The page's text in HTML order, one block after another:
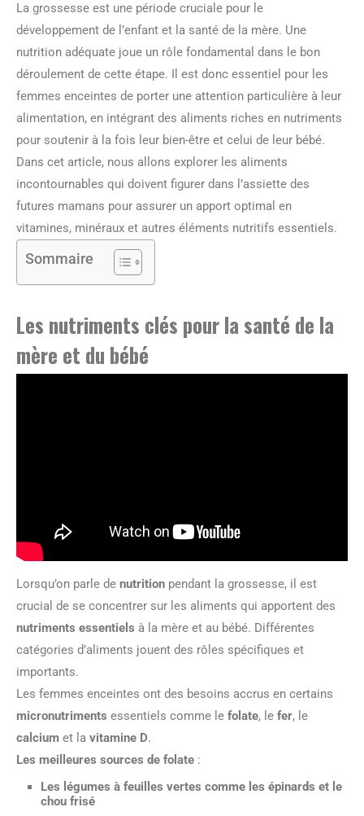
La grossesse est une période cruciale pour le
développement de l’enfant et la santé de la mère. Une
nutrition adéquate joue un rôle fondamental dans le bon
déroulement de cette étape. Il est donc essentiel pour les
femmes enceintes de porter une attention particulière à leur
alimentation, en intégrant des aliments riches en nutriments
pour soutenir à la fois leur bien-être et celui de leur bébé.
Dans cet article, nous allons explorer les aliments
incontournables qui doivent figurer dans l’assiette des
futures mamans pour assurer un apport optimal en
vitamines, minéraux et autres éléments nutritifs essentiels.
Sommaire
Les nutriments clés pour la santé de la
mère et du bébé
Lorsqu’on parle de nutrition pendant la grossesse, il est
crucial de se concentrer sur les aliments qui apportent des
nutriments essentiels à la mère et au bébé. Différentes
catégories d’aliments jouent des rôles spécifiques et
importants.
Les femmes enceintes ont des besoins accrus en certains
micronutriments essentiels comme le folate, le fer, le
calcium et la vitamine D.
Les meilleures sources de folate :
Les légumes à feuilles vertes comme les épinards et le
chou frisé